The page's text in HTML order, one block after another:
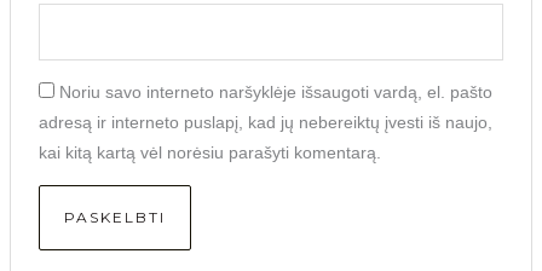
Noriu savo interneto naršyklėje išsaugoti vardą, el. pašto
adresą ir interneto puslapį, kad jų nebereiktų įvesti iš naujo,
kai kitą kartą vėl norėsiu parašyti komentarą.